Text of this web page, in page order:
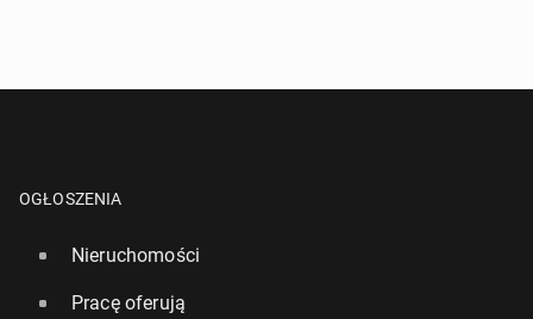
OGŁOSZENIA
Nieruchomości
Pracę oferują